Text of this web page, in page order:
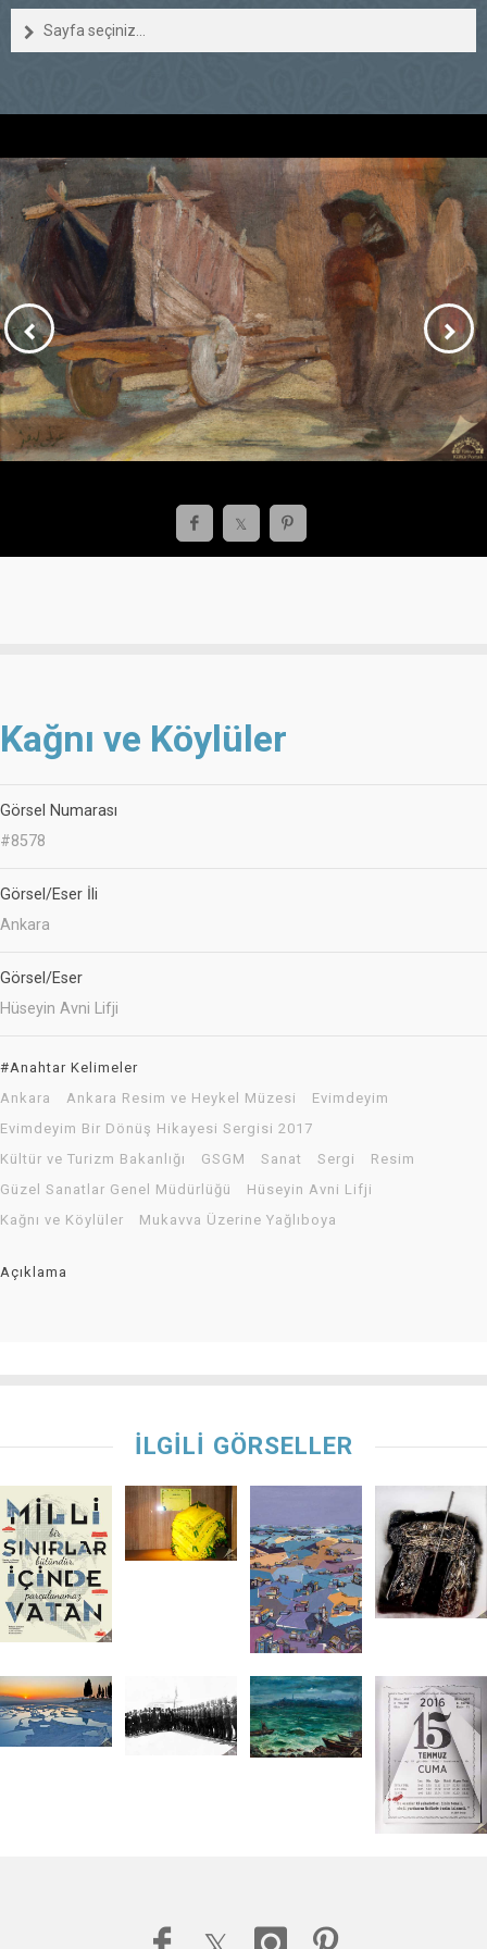
Sayfa seçiniz...
Kağnı ve Köylüler
Görsel Numarası
#8578
Görsel/Eser İli
Ankara
Görsel/Eser
Hüseyin Avni Lifji
#Anahtar Kelimeler
Ankara
Ankara Resim ve Heykel Müzesi
Evimdeyim
Evimdeyim Bir Dönüş Hikayesi Sergisi 2017
Kültür ve Turizm Bakanlığı
GSGM Sanat Sergi
Resim
Güzel Sanatlar Genel Müdürlüğü
Hüseyin Avni Lifji
Kağnı ve Köylüler
Mukavva Üzerine Yağlıboya
Açıklama
İLGİLİ GÖRSELLER